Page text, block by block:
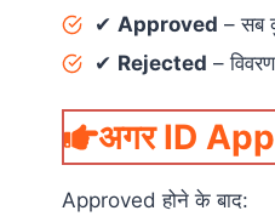
✔ Approved – सब
✔ Rejected –
अगर ID
Approved होने के बाद: